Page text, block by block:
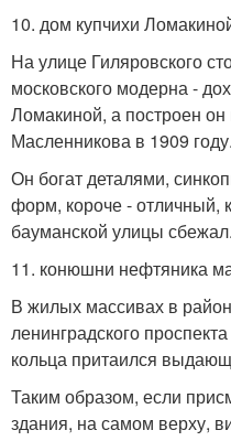
10. дом купчихи
На улице Гиляровского
московского модерна -
Ломакиной, а построен он
Масленникова в 1909 году.
Он богат деталями,
форм, короче - отличный,
бауманской улицы сбежал.
11. конюшни нефтяника
В жилых массивах в
ленинградского
кольца притаился
Таким образом, если
здания, на самом верху,